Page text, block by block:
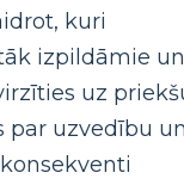
kuri
izpildāmie un
uz
par uzvedību